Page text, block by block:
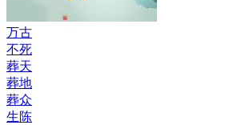
万古
不死
葬天
葬地
葬众
生陈